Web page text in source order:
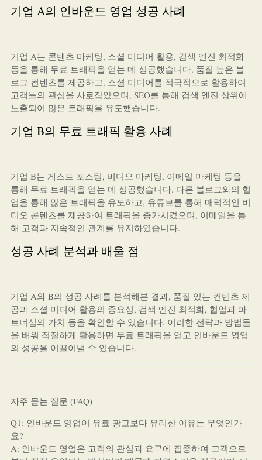
기업 A의 인바운드 영업 성공 사례
기업 A는 콘텐츠 마케팅, 소셜 미디어 활용, 검색 엔진 최적화
등을 통해 무료 트래픽을 얻는 데 성공했습니다. 품질 높은 블
로그 컨텐츠를 제공하고, 소셜 미디어를 적극적으로 활용하여
고객들의 관심을 사로잡았으며, SEO를 통해 검색 엔진 상위에
노출되어 많은 트래픽을 유도했습니다.
기업 B의 무료 트래픽 활용 사례
기업 B는 게스트 포스팅, 비디오 마케팅, 이메일 마케팅 등을
통해 무료 트래픽을 얻는 데 성공했습니다. 다른 블로그와의 협
업을 통해 많은 트래픽을 유도하고, 유튜브를 통해 매력적인 비
디오 콘텐츠를 제공하여 트래픽을 증가시켰으며, 이메일을 통
해 고객과 지속적인 관계를 유지하였습니다.
성공 사례 분석과 배울 점
기업 A와 B의 성공 사례를 분석해본 결과, 품질 있는 컨텐츠 제
공과 소셜 미디어 활용의 중요성, 검색 엔진 최적화, 협업과 파
트너십의 가치 등을 확인할 수 있습니다. 이러한 전략과 방법들
을 배워 적절하게 활용하면 무료 트래픽을 얻고 인바운드 영업
의 성공을 이끌어낼 수 있습니다.
자주 묻는 질문 (FAQ)
Q1: 인바운드 영업이 유료 광고보다 유리한 이유는 무엇인가
요?
A: 인바운드 영업은 고객의 관심과 요구에 집중하여 고객으로